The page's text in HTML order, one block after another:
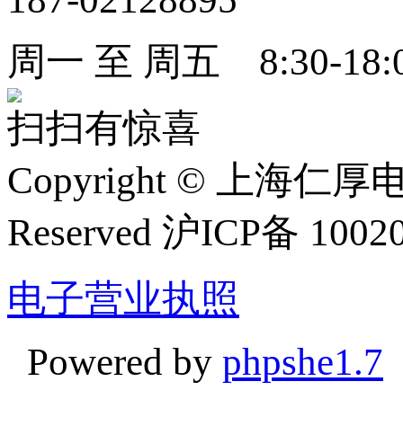
周一 至 周五 8:30-
扫扫有惊喜
Copyright © 上海仁厚
Reserved 沪ICP备
电子营业执照
Powered by phpshe1.7